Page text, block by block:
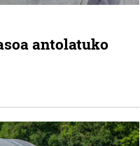
antolatuko